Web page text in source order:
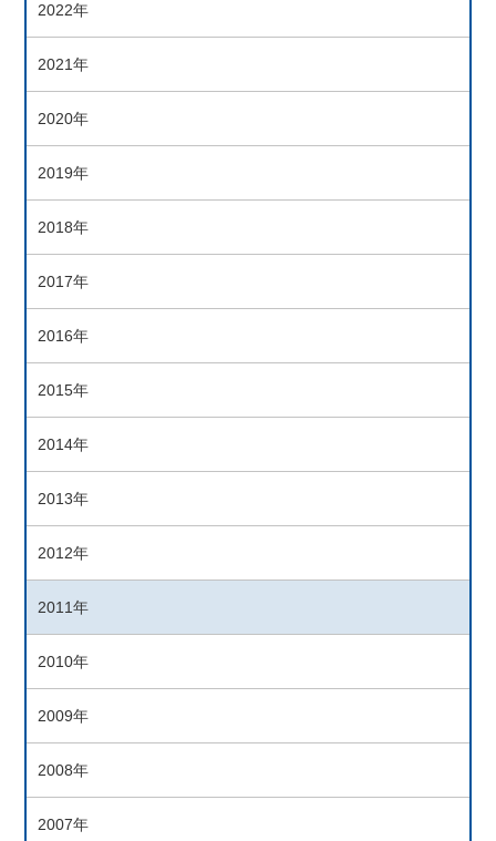
2022年
2021年
2020年
2019年
2018年
2017年
2016年
2015年
2014年
2013年
2012年
2011年
2010年
2009年
2008年
2007年